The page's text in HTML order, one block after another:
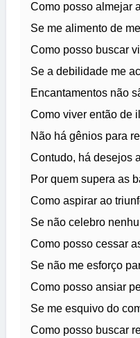
Como posso almejar
Se me alimento de
Como posso buscar
Se a debilidade me
Encantamentos não
Como viver então de
Não há gênios para
Contudo, há desejos
Por quem supera as
Como aspirar ao
Se não celebro
Como posso cessar
Se não me esforço
Como posso ansiar
Se me esquivo do
Como posso buscar